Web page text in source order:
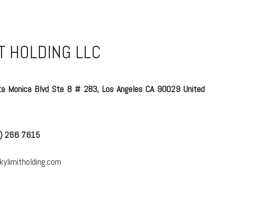
HOLDING LLC
Monica Blvd Ste 8 # 283, Los Angeles CA 90029 United
266 7615